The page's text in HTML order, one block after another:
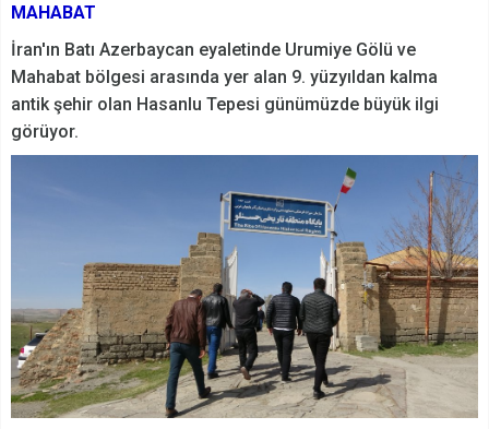
MAHABAT
İran'ın Batı Azerbaycan eyaletinde Urumiye Gölü ve
Mahabat bölgesi arasında yer alan 9. yüzyıldan kalma
antik şehir olan Hasanlu Tepesi günümüzde büyük ilgi
görüyor.